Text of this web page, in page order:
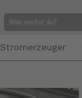
Stromerzeuger